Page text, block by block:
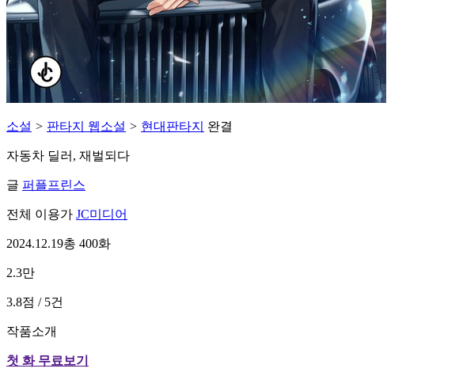
소설 > 판타지 웹소설 > 현대판타지 완결
자동차 딜러, 재벌되다
글 퍼플프린스
전체 이용가 JC미디어
2024.12.19총 400화
2.3만
3.8점 / 5건
작품소개
첫 화 무료보기